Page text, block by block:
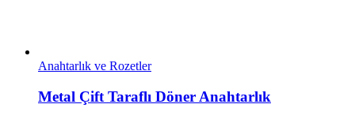
Anahtarlık ve Rozetler
Metal Çift Taraflı Döner Anahtarlık